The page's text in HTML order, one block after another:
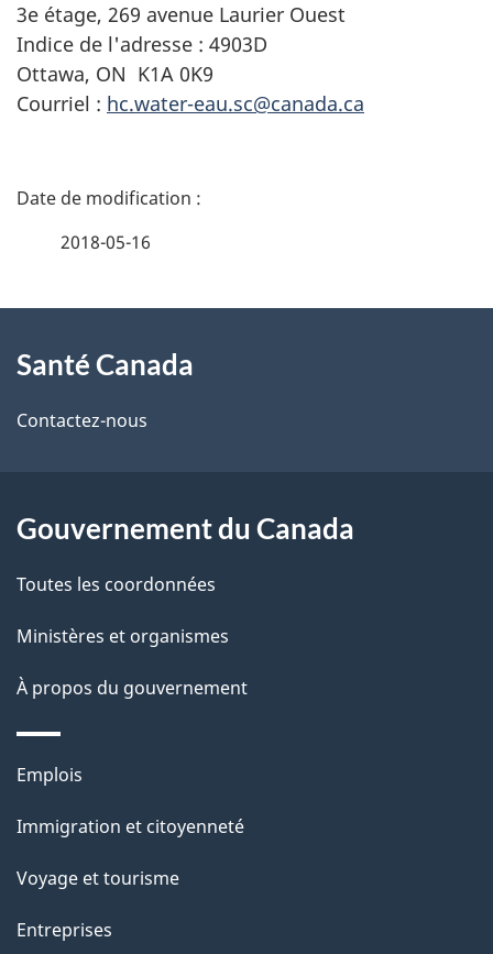
3e étage, 269 avenue Laurier Ouest
Indice de l'adresse : 4903D
Ottawa, ON K1A 0K9
Courriel : hc.water-eau.sc@canada.ca
D
i
l
d
e
p
a
2018-05-16
propos
de
site
Santé Canada
Contactez-nous
Gouvernement du Canada
Toutes les coordonnées
Ministères et organismes
À propos du gouvernement
Thèmes
sujets
Emplois
Immigration et citoyenneté
Voyage et tourisme
Entreprises